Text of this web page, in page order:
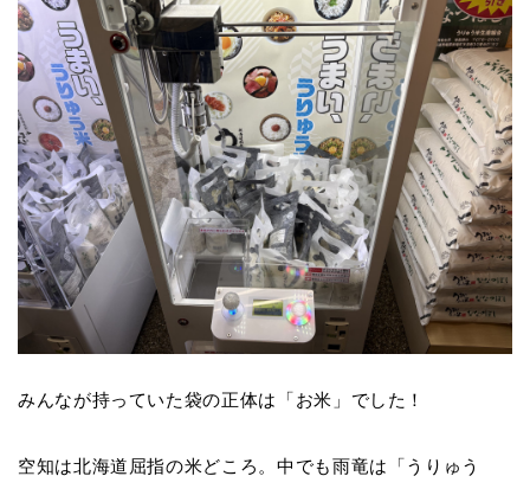
みんなが持っていた袋の正体は「お米」でした！
空知は北海道屈指の米どころ。中でも雨竜は「うりゅう